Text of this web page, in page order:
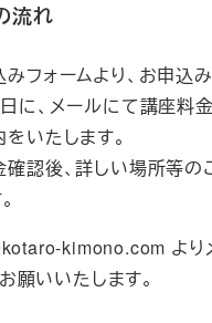
流れ
フォームより、お申込
に、メールにて講座料
いたします。
確認後、詳しい場所等の
kimono.com より
願いいたします。